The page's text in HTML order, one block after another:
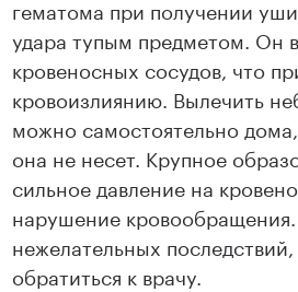
гематома при получении
удара тупым предметом. Он
кровеносных сосудов, что
кровоизлиянию. Вылечить
можно самостоятельно
она не несет. Крупное
сильное давление на
нарушение
нежелательных
обратиться к врачу.